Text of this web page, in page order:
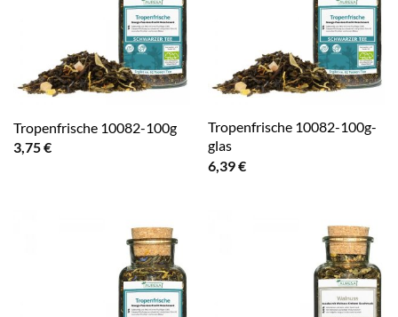
Tropenfrische 10082-100g
3,75€
Tropenfrische 10082-100g-
glas
6,39€